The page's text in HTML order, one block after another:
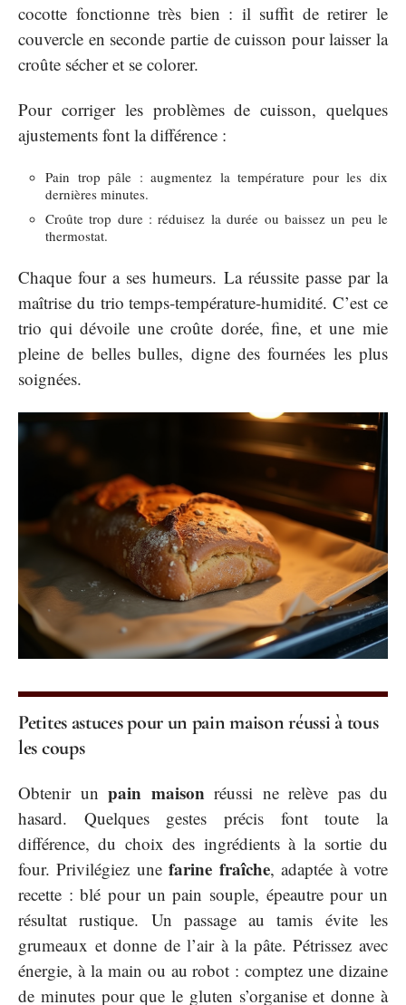
cocotte fonctionne très bien : il suffit de retirer le
couvercle en seconde partie de cuisson pour laisser la
croûte sécher et se colorer.
Pour corriger les problèmes de cuisson, quelques
ajustements font la différence :
Pain trop pâle : augmentez la température pour les dix
dernières minutes.
Croûte trop dure : réduisez la durée ou baissez un peu le
thermostat.
Chaque four a ses humeurs. La réussite passe par la
maîtrise du trio temps-température-humidité. C’est ce
trio qui dévoile une croûte dorée, fine, et une mie
pleine de belles bulles, digne des fournées les plus
soignées.
Petites astuces pour un pain maison réussi à tous
les coups
Obtenir un pain maisonréussi ne relève pas du
hasard. Quelques gestes précis font toute la
différence, du choix des ingrédients à la sortie du
four. Privilégiez unefarine fraîche, adaptée à votre
recette : blé pour un pain souple, épeautre pour un
résultat rustique. Un passage au tamis évite les
grumeaux et donne de l’air à la pâte. Pétrissez avec
énergie, à la main ou au robot : comptez une dizaine
de minutes pour que le gluten s’organise et donne à